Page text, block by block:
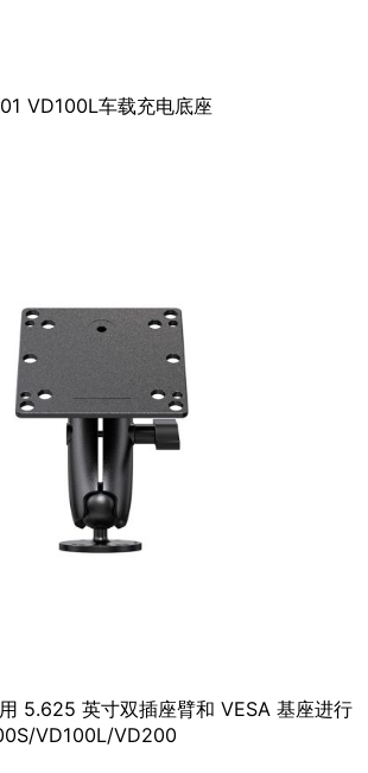
VD100L车载充电底座
5.625 英寸双插座臂和 VESA 基座进行
VD100L/VD200